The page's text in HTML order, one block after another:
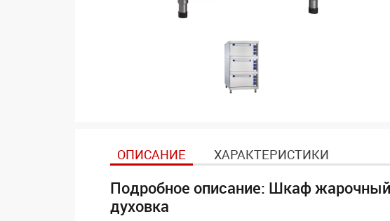
ОПИСАНИЕ ХАРАКТЕРИСТИКИ
Подробное описание: Шкаф
духовка